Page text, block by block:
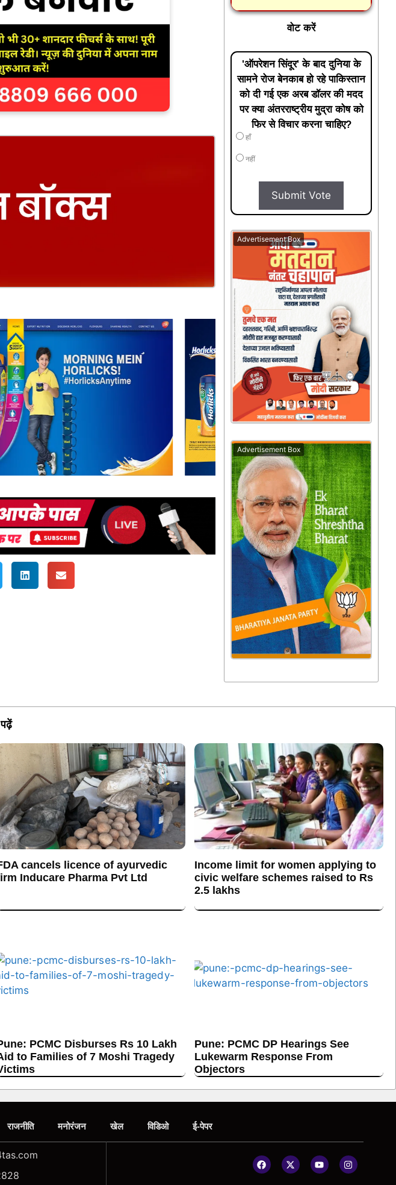
वोट करें
'ऑपरेशन सिंदूर' के बाद दुनिया के
सामने रोज बेनकाब हो रहे पाकिस्तान
को दी गई एक अरब डॉलर की मदद
पर क्या अंतरराष्ट्रीय मुद्रा कोष को
फिर से विचार करना चाहिए?
हाँ
नहीं
Submit Vote
Advertisement Box
Advertisement Box
cancels licence of ayurvedic
Inducare Pharma Pvt Ltd
Income limit for women applying to
civic welfare schemes raised to Rs
2.5 lakhs
PCMC Disburses Rs 10 Lakh
to Families of 7 Moshi Tragedy
Pune: PCMC DP Hearings See
Lukewarm Response From
Objectors
राजनीति मनोरंजन खेल विडिओ ई-पेपर